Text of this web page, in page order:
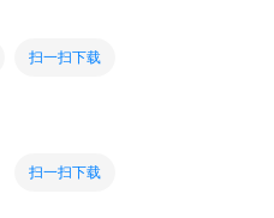
扫一扫下载
扫一扫下载